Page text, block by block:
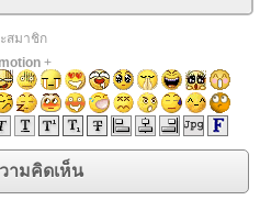
สมาชิก
+